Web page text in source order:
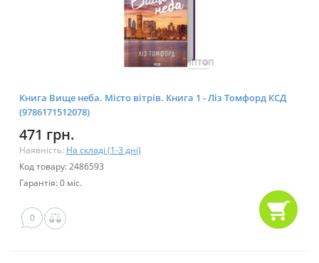
Книга Вище неба. Місто вітрів. Книга 1 - Ліз Томфорд КСД
(9786171512078)
471 грн.
Наявність: На складі (1-3 дні)
Код товару: 2486593
Гарантія: 0 міс.
0